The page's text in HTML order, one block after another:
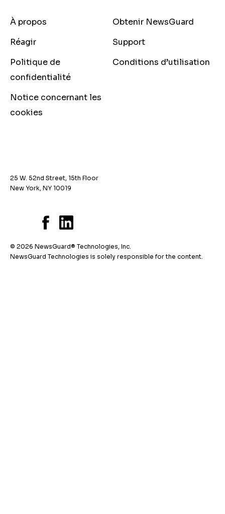
À propos
Obtenir NewsGuard
Réagir
Support
Politique de
confidentialité
Conditions d’utilisation
Notice concernant les
cookies
25 W. 52nd Street, 15th Floor
New York, NY 10019
© 2026 NewsGuard® Technologies, Inc.
NewsGuard Technologies is solely responsible for the content.